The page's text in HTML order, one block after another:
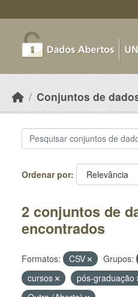
Conjuntos de
Ordenar por
2 conjuntos de
encontrados
Formatos: CSV Grupos:
cursos
pós-graduação